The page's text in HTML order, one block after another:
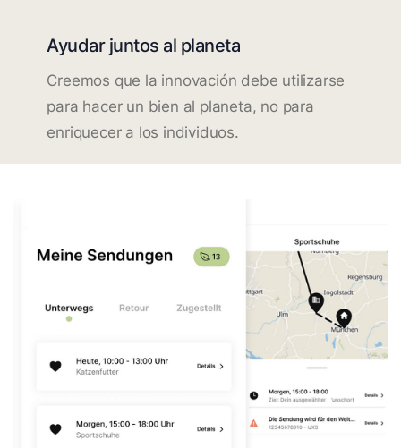
Ayudar juntos al planeta
Creemos que la innovación debe utilizarse
para hacer un bien al planeta, no para
enriquecer a los individuos.